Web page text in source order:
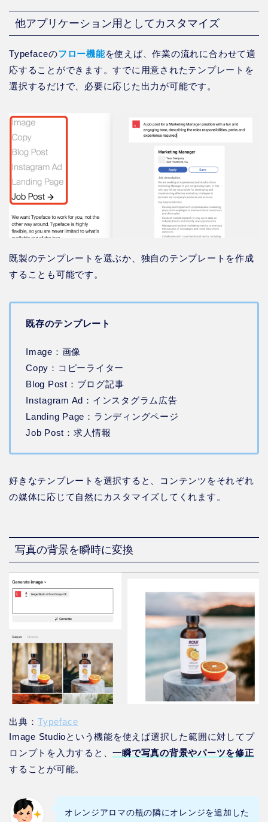
他アプリケーション用としてカスタマイズ
Typefaceのフロー機能を使えば、作業の流れに合わせて適
応することができます。すでに用意されたテンプレートを
選択するだけで、必要に応じた出力が可能です。
既製のテンプレートを選ぶか、独自のテンプレートを作成
することも可能です。
既存のテンプレート
Image：画像
Copy：コピーライター
Blog Post：ブログ記事
Instagram Ad：インスタグラム広告
Landing Page：ランディングページ
Job Post：求人情報
好きなテンプレートを選択すると、コンテンツをそれぞれ
の媒体に応じて自然にカスタマイズしてくれます。
写真の背景を瞬時に変換
出典： Typeface
Image Studioという機能を使えば選択した範囲に対してプ
ロンプトを入力すると、一瞬で写真の背景やパーツを修正
することが可能。
オレンジアロマの瓶の隣にオレンジを追加した